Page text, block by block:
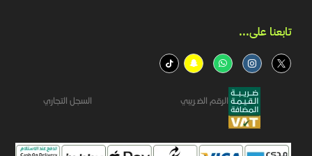
تابعنا على...​
الرقم الضريبي السجل التجاري